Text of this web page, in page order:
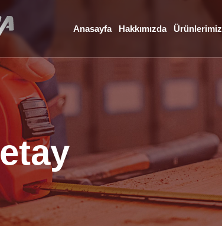
Anasayfa Hakkımızda Ürünlerimiz
etay